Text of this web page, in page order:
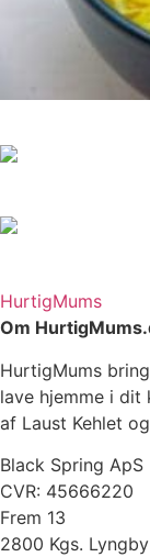
HurtigMums
Om
HurtigMums
lave hjemme i dit
af Laust Kehlet
Black Spring ApS
CVR: 45666220
Frem 13
2800 Kgs. Lyngby